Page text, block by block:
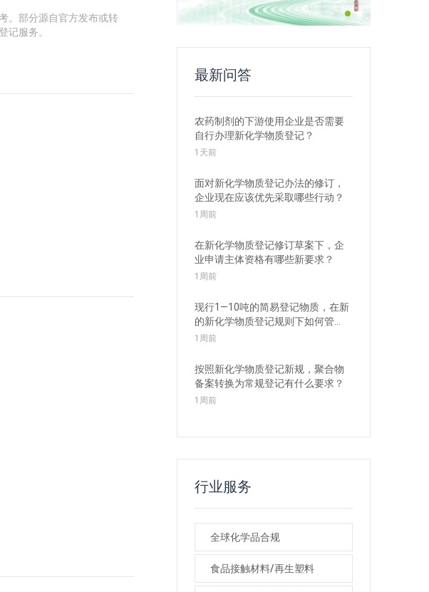
。部分源自官方发布或转
记服务。
最新问答
农药制剂的下游使用企业是否需要
自行办理新化学物质登记？
1天前
面对新化学物质登记办法的修订，
企业现在应该优先采取哪些行动？
1周前
在新化学物质登记修订草案下，企
业申请主体资格有哪些新要求？
1周前
现行1—10吨的简易登记物质，在新
的新化学物质登记规则下如何管
理？
1周前
按照新化学物质登记新规，聚合物
备案转换为常规登记有什么要求？
1周前
行业服务
全球化学品合规
食品接触材料/再生塑料